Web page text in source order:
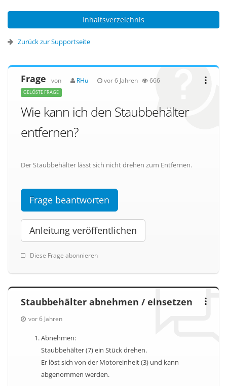
Inhaltsverzeichnis
Zurück zur Supportseite
Frage von RHu vor 6 Jahren 666
GELÖSTE FRAGE
Wie kann ich den Staubbehälter
entfernen?
Der Staubbehälter lässt sich nicht drehen zum Entfernen.
Frage beantworten
Anleitung veröffentlichen
Diese Frage abonnieren
Staubbehälter abnehmen / einsetzen
vor 6 Jahren
Abnehmen:
Staubbehälter (7) ein Stück drehen.
Er löst sich von der Motoreinheit (3) und kann
abgenommen werden.